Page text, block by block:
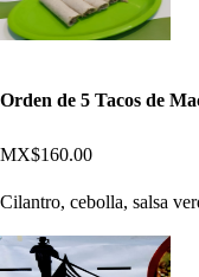
Orden de 5 Tacos de
MX$160.00
Cilantro, cebolla, salsa